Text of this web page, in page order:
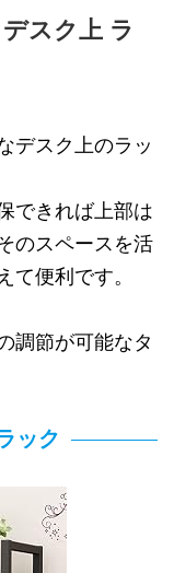
スク上 ラ
デスク上のラッ
できれば上部は
のスペースを活
て便利です。
調節が可能なタ
ック